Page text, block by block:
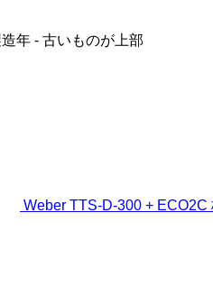
年 - 古いものが上部
Weber TTS-D-300 + ECO2C